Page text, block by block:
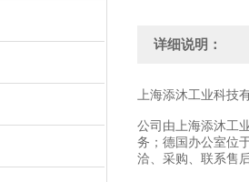
详细说明：
上海添沐工业科技
公司由上海添沐工
务；德国办公室位
洽、采购、联系售